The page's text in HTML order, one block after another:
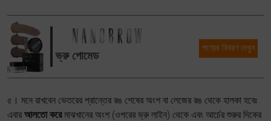
ভ্রু পোমেড
পণ্যের বিবরণ দেখুন
৫। মনে রাখবেন ভেতরের প্রান্তের রঙ শেষের অংশ বা লেজের রঙ থেকে হালকা হবেঃ
এবার আলতো করেমাঝখানের অংশ (ওপরের ভ্রু লাইন) থেকে এবং আর্চের শুরুর দিকের